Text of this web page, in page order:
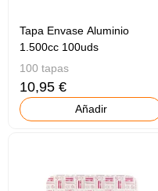
Tapa Envase Aluminio
1.500cc 100uds
100 tapas
10,95 €
Añadir